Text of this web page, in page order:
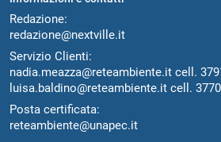
Redazione:
redazione@nextville.it
Servizio Clienti:
nadia.meazza@reteambiente.it cell.
luisa.baldino@reteambiente.it cell.
Posta certificata:
reteambiente@unapec.it